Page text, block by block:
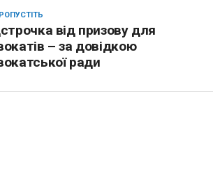
від призову для
– за довідкою
ради